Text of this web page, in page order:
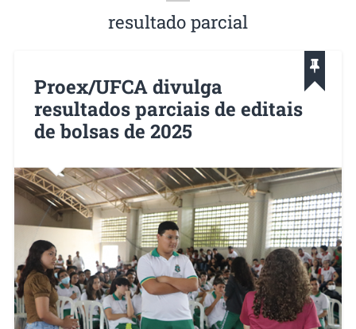
resultado parcial
Proex/UFCA divulga
resultados parciais de editais
de bolsas de 2025